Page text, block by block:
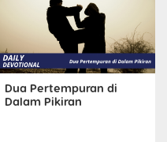
Dua Pertempuran di
Dalam Pikiran